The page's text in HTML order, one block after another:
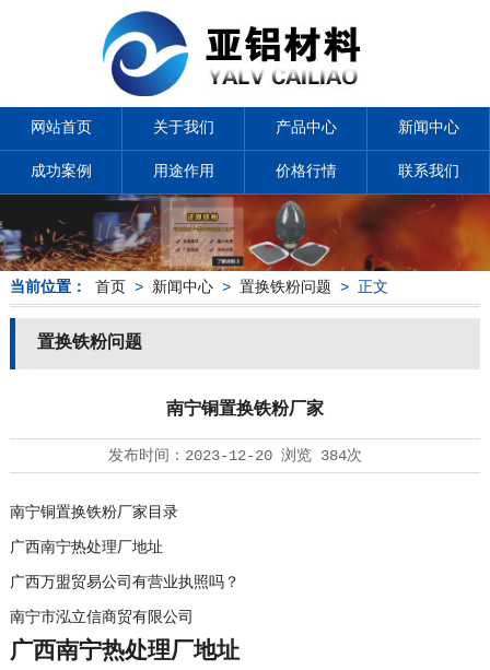
网站首页 关于我们 产品中心 新闻中心
成功案例 用途作用 价格行情 联系我们
当前位置： 首页 > 新闻中心> 置换铁粉问题 > 正文
置换铁粉问题
南宁铜置换铁粉厂家
发布时间： 2023-12-20浏览 384次
南宁铜置换铁粉厂家目录
广西南宁热处理厂地址
广西万盟贸易公司有营业执照吗？
南宁市泓立信商贸有限公司
广西南宁热处理厂地址